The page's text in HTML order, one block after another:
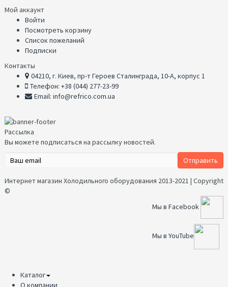
Мой аккаунт
Войти
Посмотреть корзину
Список пожеланий
Подписки
Контакты
04210, г. Киев, пр-т Героев Сталинграда, 10-А, корпус 1
Телефон: +38 (044) 277-23-99
Email: info@refrico.com.ua
Рассылка
Вы можете подписаться на рассылку новостей.
Интернет магазин Холодильного оборудования 2013-2021 | Copyright
©
Мы в Facebook
Мы в YouTube
Каталог
О компании